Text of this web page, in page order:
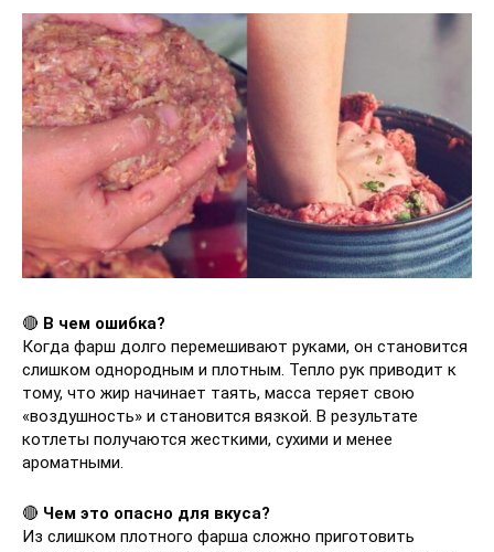
🔴 В чем ошибка?
Когда фарш долго перемешивают руками, он становится
слишком однородным и плотным. Тепло рук приводит к
тому, что жир начинает таять, масса теряет свою
«воздушность» и становится вязкой. В результате
котлеты получаются жесткими, сухими и менее
ароматными.
🔴 Чем это опасно для вкуса?
Из слишком плотного фарша сложно приготовить